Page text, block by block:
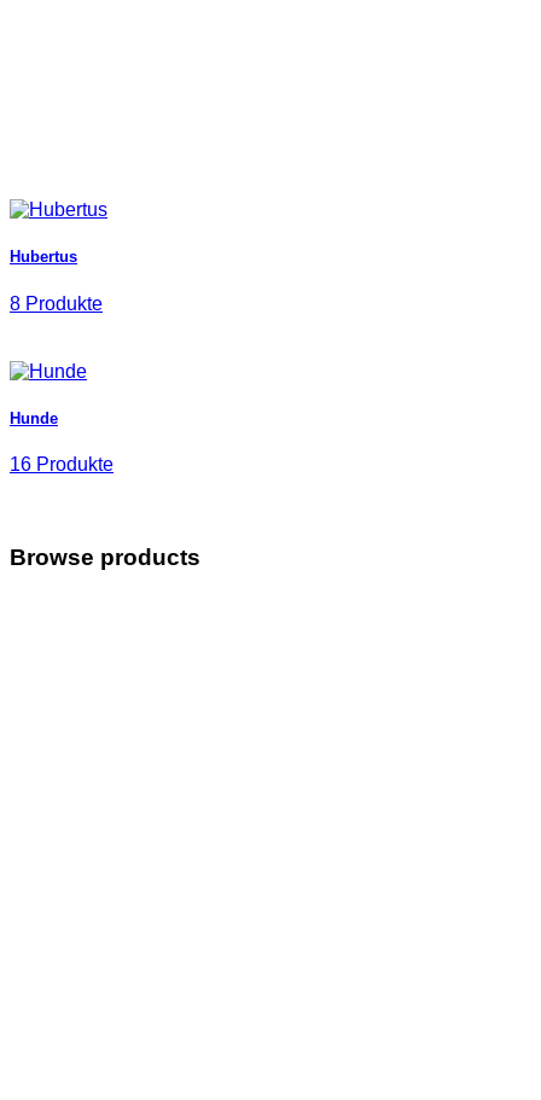
Hubertus
8 Produkte
Hunde
16 Produkte
Browse products